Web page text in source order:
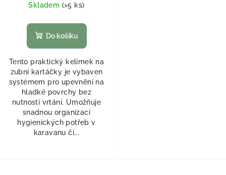
Skladem (>5 ks)
Do košíku
Tento praktický kelímek na
zubní kartáčky je vybaven
systémem pro upevnění na
hladké povrchy bez
nutnosti vrtání. Umožňuje
snadnou organizaci
hygienických potřeb v
karavanu či...